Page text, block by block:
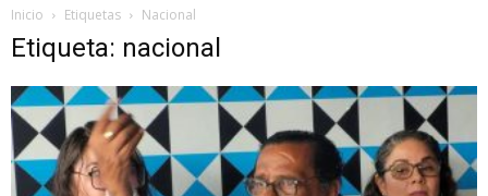
Inicio Etiquetas Nacional
Etiqueta: nacional